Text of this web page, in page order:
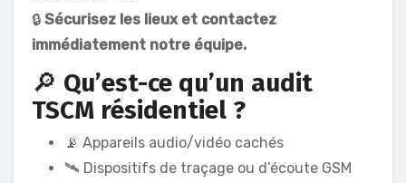
🔒 Sécurisez les lieux et contactez
immédiatement notre équipe.
🔎 Qu’est-ce qu’un audit
TSCM résidentiel ?
📡 Appareils audio/vidéo cachés
🛰️ Dispositifs de traçage ou d’écoute GSM